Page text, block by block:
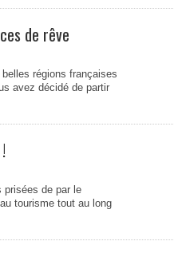
de rêve
régions françaises
avez décidé de partir
prisées de par le
tourisme tout au long